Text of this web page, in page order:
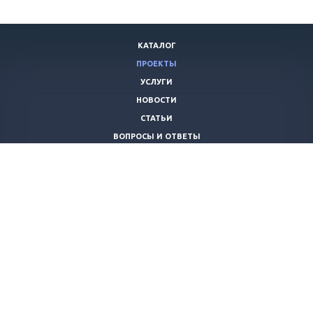
КАТАЛОГ
ПРОЕКТЫ
УСЛУГИ
НОВОСТИ
СТАТЬИ
ВОПРОСЫ И ОТВЕТЫ